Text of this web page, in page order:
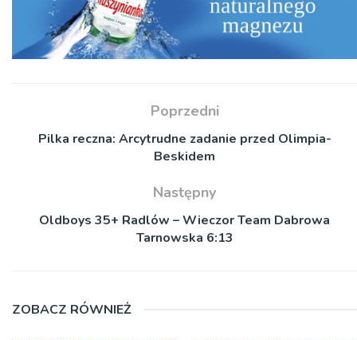
Poprzedni
Pilka reczna: Arcytrudne zadanie przed Olimpia-
Beskidem
Następny
Oldboys 35+ Radlów – Wieczor Team Dabrowa
Tarnowska 6:13
ZOBACZ RÓWNIEŻ